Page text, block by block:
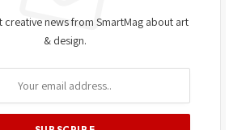
creative news from SmartMag about art
& design.